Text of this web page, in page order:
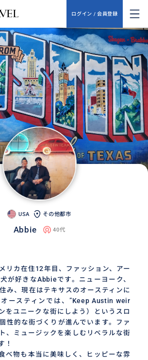
ログイン / 会員登録
USA その他都市
Abbie 40代
リカ在住12年目、ファッション、アー
が好きなAbbieです。ニューヨーク、
み、現在はテキサスのオースティンに
ースティンでは、”Keep Austin weir
をユニークな街にしよう）というスロ
性的な街づくりが進んでいます。ファ
、ミュージックを楽しむリベラルな街
！
べ物も本当に美味しく、ヒッピーな雰